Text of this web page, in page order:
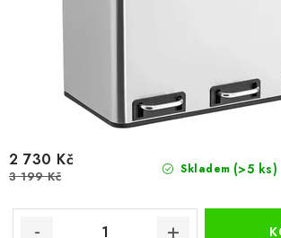
Skladem (>5 ks)
2 730 Kč
3 199 Kč